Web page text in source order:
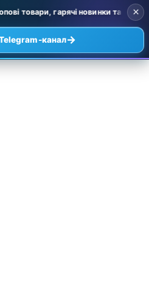
гарячі новинки та уцінка за
канал→
×